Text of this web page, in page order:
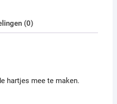
(0)
hartjes mee te maken.